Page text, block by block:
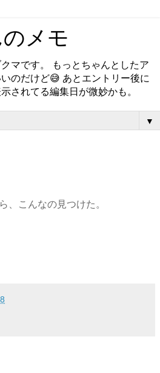
メモ
マです。 もっとちゃんとしたア
のだけど😅 あとエントリー後に
されてる編集日が微妙かも。
▼
、こんなの見つけた。